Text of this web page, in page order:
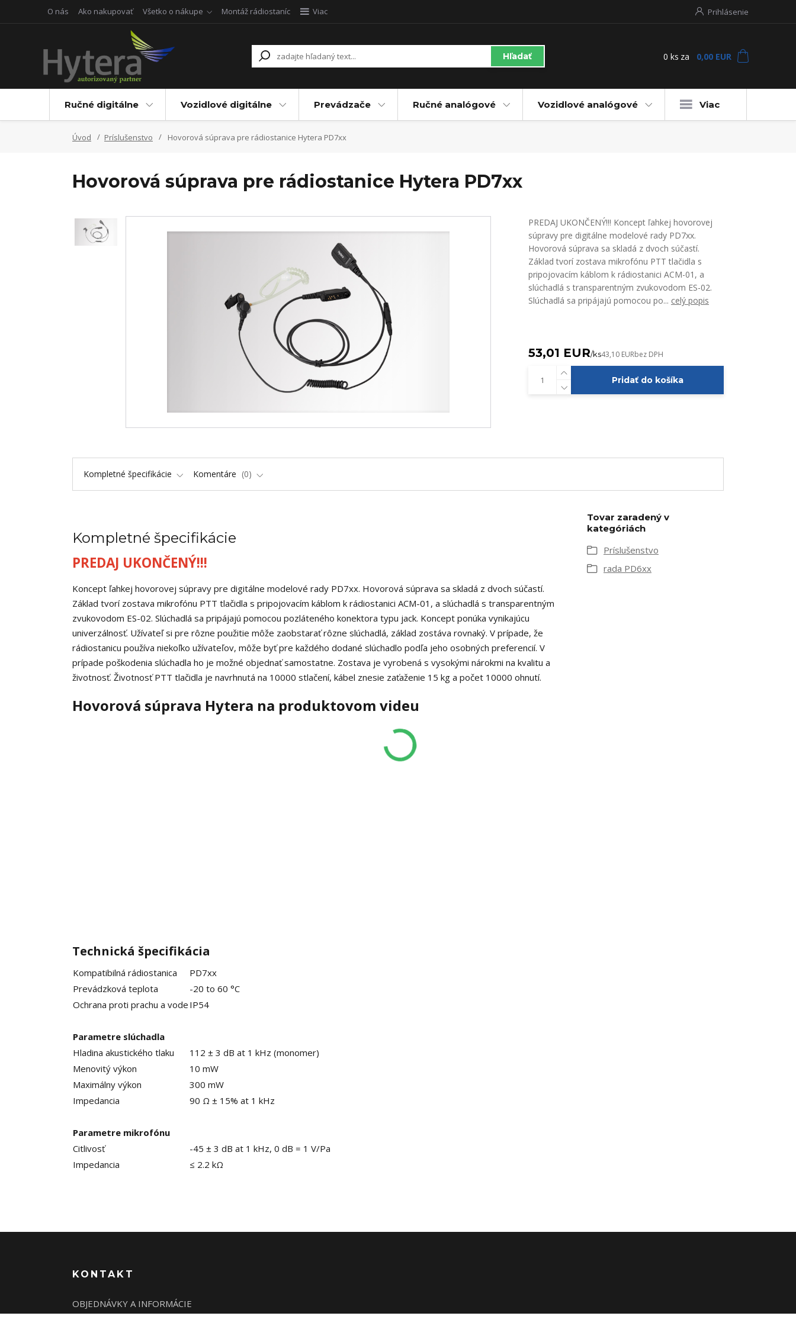
O nás Ako nakupovať Všetko o nákupe Montáž rádiostaníc Viac Prihlásenie
Hľadať 0 ks za 0,00 EUR
Ručné digitálne Vozidlové digitálne Prevádzače Ručné analógové Vozidlové analógové Viac
Úvod Príslušenstvo Hovorová súprava pre rádiostanice Hytera PD7xx
Hovorová súprava pre rádiostanice Hytera PD7xx
PREDAJ UKONČENÝ!!! Koncept ľahkej hovorovej
súpravy pre digitálne modelové rady PD7xx.
Hovorová súprava sa skladá z dvoch súčastí.
Základ tvorí zostava mikrofónu PTT tlačidla s
pripojovacím káblom k rádiostanici ACM-01, a
slúchadlá s transparentným zvukovodom ES-02.
Slúchadlá sa pripájajú pomocou po... celý popis
53,01 EUR/ks43,10 EURbez DPH
Pridať do košíka
Kompletné špecifikácie Komentáre 0
Kompletné špecifikácie
PREDAJ UKONČENÝ!!!
Koncept ľahkej hovorovej súpravy pre digitálne modelové rady PD7xx. Hovorová súprava sa skladá z dvoch súčastí.
Základ tvorí zostava mikrofónu PTT tlačidla s pripojovacím káblom k rádiostanici ACM-01, a slúchadlá s transparentným
zvukovodom ES-02. Slúchadlá sa pripájajú pomocou pozláteného konektora typu jack. Koncept ponúka vynikajúcu
univerzálnosť. Užívateľ si pre rôzne použitie môže zaobstarať rôzne slúchadlá, základ zostáva rovnaký. V prípade, že
rádiostanicu používa niekoľko užívateľov, môže byť pre každého dodané slúchadlo podľa jeho osobných preferencií. V
prípade poškodenia slúchadla ho je možné objednať samostatne. Zostava je vyrobená s vysokými nárokmi na kvalitu a
životnosť. Životnosť PTT tlačidla je navrhnutá na 10000 stlačení, kábel znesie zaťaženie 15 kg a počet 10000 ohnutí.
Hovorová súprava Hytera na produktovom videu
Technická špecifikácia
Kompatibilná rádiostanica
PD7xx
Prevádzková teplota
-20 to 60 °C
Ochrana proti prachu a vode IP54
Parametre slúchadla
Hladina akustického tlaku
112 ± 3 dB at 1 kHz (monomer)
Menovitý výkon
10 mW
Maximálny výkon
300 mW
Impedancia
90 Ω ± 15% at 1 kHz
Parametre mikrofónu
Citlivosť
-45 ± 3 dB at 1 kHz, 0 dB = 1 V/Pa
Impedancia
≤ 2.2 kΩ
Tovar zaradený v
kategóriách
Príslušenstvo
rada PD6xx
KONTAKT
OBJEDNÁVKY A INFORMÁCIE